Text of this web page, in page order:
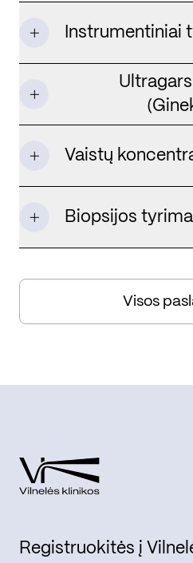
Instrumentiniai
Vaistų
Biopsijos
Visos
Registruokitės į